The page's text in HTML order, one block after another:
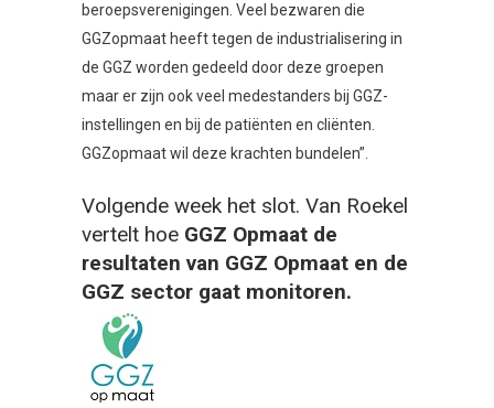
beroepsverenigingen. Veel bezwaren die
GGZopmaat heeft tegen de industrialisering in
de GGZ worden gedeeld door deze groepen
maar er zijn ook veel medestanders bij GGZ-
instellingen en bij de patiënten en cliënten.
GGZopmaat wil deze krachten bundelen”.
Volgende week het slot. Van Roekel
vertelt hoe GGZ Opmaat de
resultaten van GGZ Opmaat en de
GGZ sector gaat monitoren.